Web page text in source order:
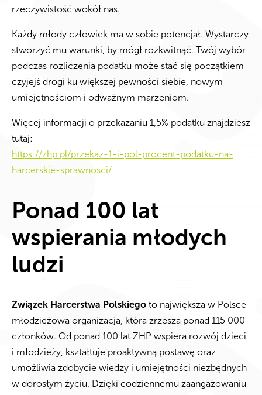
rzeczywistość wokół nas.
Każdy młody człowiek ma w sobie potencjał. Wystarczy
stworzyć mu warunki, by mógł rozkwitnąć. Twój wybór
podczas rozliczenia podatku może stać się początkiem
czyjejś drogi ku większej pewności siebie, nowym
umiejętnościom i odważnym marzeniom.
Więcej informacji o przekazaniu 1,5% podatku znajdziesz
tutaj:
https://zhp.pl/przekaz-1-i-pol-procent-podatku-na-
harcerskie-sprawnosci/
Ponad 100 lat
wspierania młodych
ludzi
Związek Harcerstwa Polskiego to największa w Polsce
młodzieżowa organizacja, która zrzesza ponad 115 000
członków. Od ponad 100 lat ZHP wspiera rozwój dzieci
i młodzieży, kształtuje proaktywną postawę oraz
umożliwia zdobycie wiedzy i umiejętności niezbędnych
w dorosłym życiu. Dzięki codziennemu zaangażowaniu